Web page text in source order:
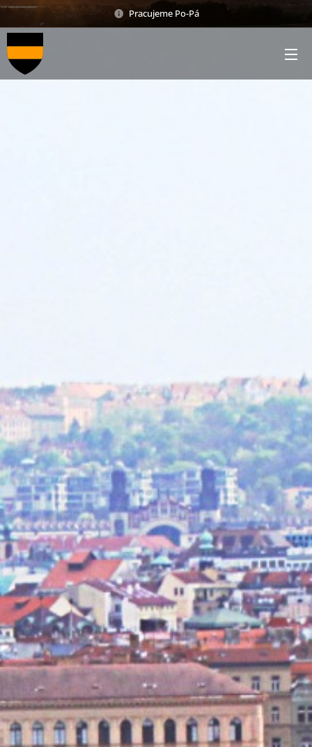
Pracujeme Po-Pá